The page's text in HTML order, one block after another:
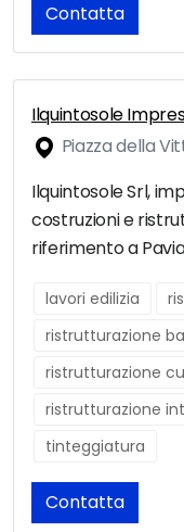
Contatta
Ilquintosole
Piazza della
Ilquintosole Srl,
costruzioni e
riferimento a
lavori edilizia
ristrutturazione
ristrutturazione
ristrutturazione
tinteggiatura
Contatta